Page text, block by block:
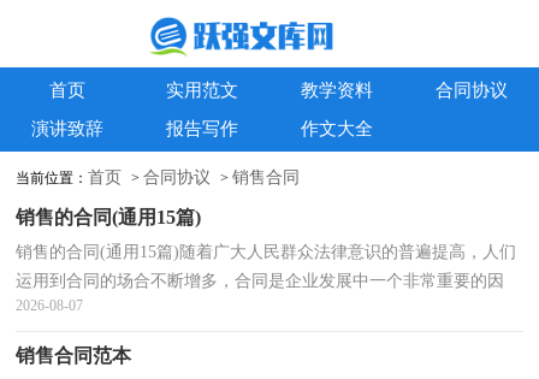
首页 实用范文 教学资料
合同协议
演讲致辞
报告写作 作文大全
当前位置：首页 >合同协议 >销售合同
销售的合同(通用15篇)
销售的合同(通用15篇)随着广大人民群众法律意识的普遍提高，人们
运用到合同的场合不断增多，合同是企业发展中一个非常重要的因
素。那么正式、规范的合同是什么样的呢？以下是小编...
2026-08-07
销售合同范本